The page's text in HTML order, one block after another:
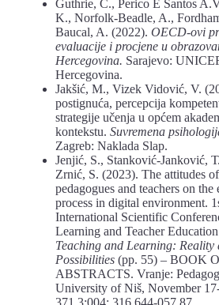
Guthrie, C., Perico E Santos
K., Norfolk-Beadle, A.,
Baucal, A. (2022). OECD-ovi
evaluacije i procjene u
Hercegovina. Sarajevo:
Hercegovina.
Jakšić, M., Vizek Vidović, V.
postignuća, percepcija
strategije učenja u općem
kontekstu. Suvremena
Zagreb: Naklada Slap.
Jenjić, S., Stanković-Janković,
Zrnić, S. (2023). The attitudes
pedagogues and teachers on the
process in digital environment.
International Scientific
Learning and Teacher
Teaching and Learning: Reality
Possibilities (pp. 55) – BOOK
ABSTRACTS. Vranje:
University of Niš, November